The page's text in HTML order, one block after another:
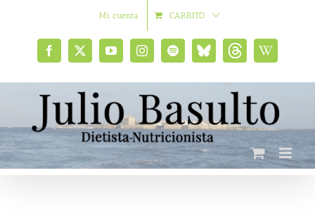
Mi cuenta CARRITO
Facebook
X YouTubeInstagramSpotifyBluesky
social
ThreadsWikipedia